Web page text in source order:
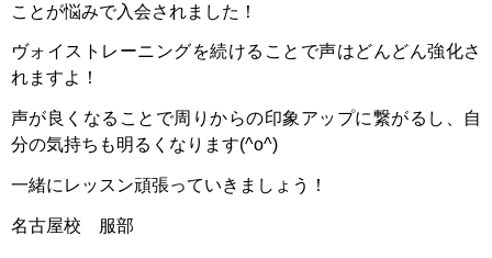
ことが悩みで入会されました！
ヴォイストレーニングを続けることで声はどんどん強化さ
れますよ！
声が良くなることで周りからの印象アップに繋がるし、自
分の気持ちも明るくなります(^o^)
一緒にレッスン頑張っていきましょう！
名古屋校 服部